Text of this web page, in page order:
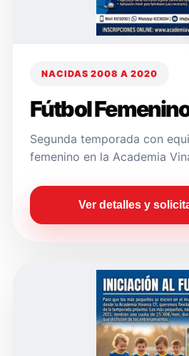
NACIDAS 2008 A 2020
Fútbol
Segunda temporada con
femenino en la Academia
Ver detalles y